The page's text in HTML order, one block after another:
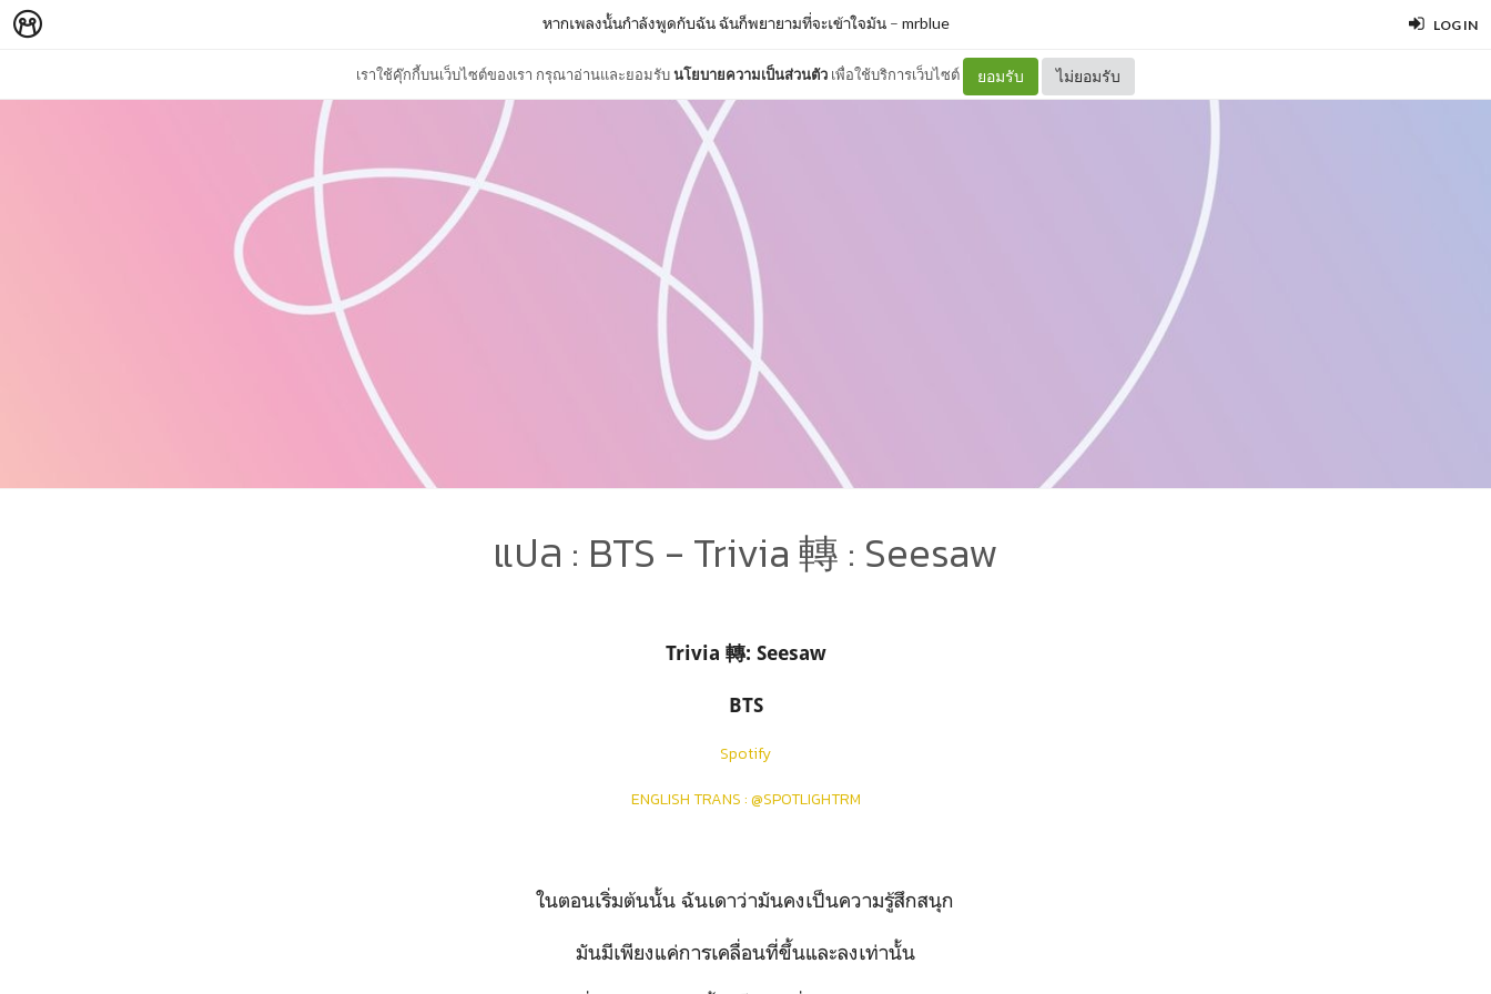
LOG IN
เราใช้คุ๊กกี้บนเว็บไซต์ของเรา กรุณาอ่านและยอมรับนโยบายความเป็นส่วนตัว เพื่อใช้บริการเว็บไซต์ ยอมรับ ไม่ยอมรับ
หากเพลงนั้นกำลังพูดกับฉัน ฉันก็พยายามที่จะเข้าใจมัน– mrblue
แปล : BTS - Trivia 轉 : Seesaw
Trivia 轉: Seesaw
BTS
Spotify
ENGLISH TRANS : @SPOTLIGHTRM
ในตอนเริ่มต้นนั้น ฉันเดาว่ามันคงเป็นความรู้สึกสนุก
มันมีเพียงแค่การเคลื่อนที่ขึ้นและลงเท่านั้น